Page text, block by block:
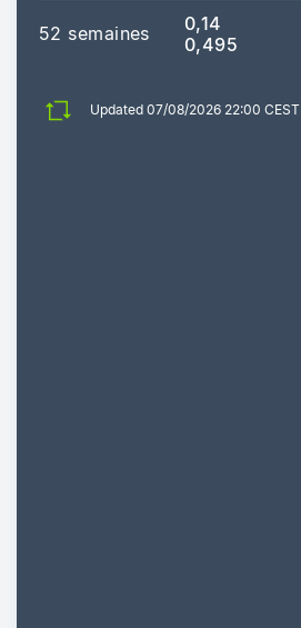
52 semaines
0,14
0,495
Updated 07/08/2026 22:00 CEST